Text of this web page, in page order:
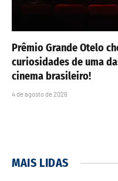
Prêmio Grande Otelo
curiosidades de uma
cinema brasileiro!
4 de agosto de 2026
MAIS LIDAS